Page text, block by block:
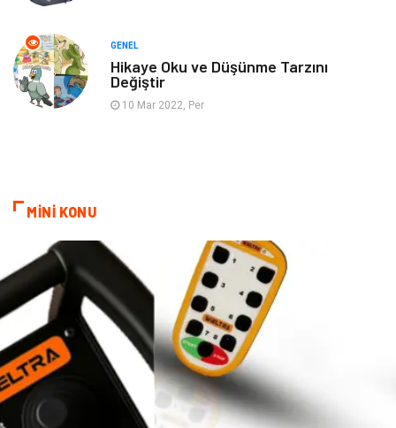
Tarih GENEL
Hikaye Oku ve Düşünme Tarzını
Değiştir
10 Mar 2022, Per
MİNİ KONU